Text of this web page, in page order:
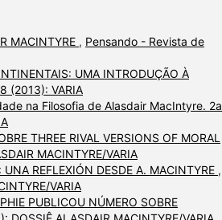
MACINTYRE , Pensando - Revista de
UMA INTRODUÇÃO À
(2013): VARIA
na Filosofia de Alasdair MacIntyre. 2a
THREE RIVAL VERSIONS OF MORAL
MACINTYRE/VARIA
REFLEXIÓN DESDE A. MACINTYRE ,
VARIA
PUBLICOU NÚMERO SOBRE